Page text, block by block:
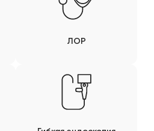
ЛОР